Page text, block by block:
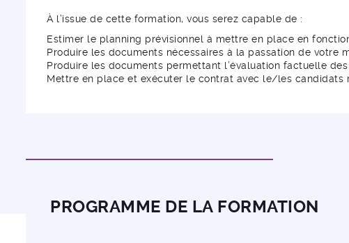
À l’issue de cette formation, vous serez capable de :
Estimer le planning prévisionnel à mettre en place en
Produire les documents nécessaires à la passation de votre
Produire les documents permettant l’évaluation factuelle
Mettre en place et exécuter le contrat avec le/les candidats
PROGRAMME DE LA FORMATION